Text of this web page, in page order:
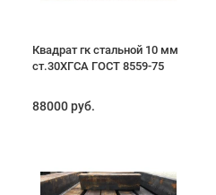
Квадрат гк стальной 10 мм
ст.30ХГСА ГОСТ 8559-75
88000 руб.